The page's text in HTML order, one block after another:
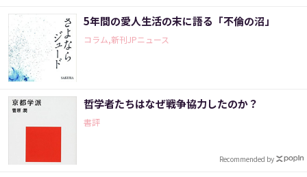
5年間の愛人生活の末に語る「不倫の沼」
コラム,新刊JPニュース
哲学者たちはなぜ戦争協力したのか？
書評
Recommended by